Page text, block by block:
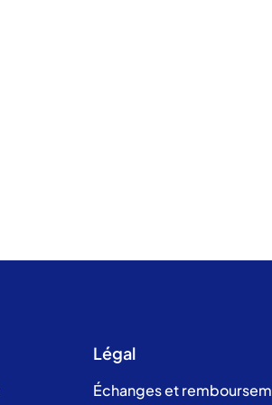
Légal
Échanges et